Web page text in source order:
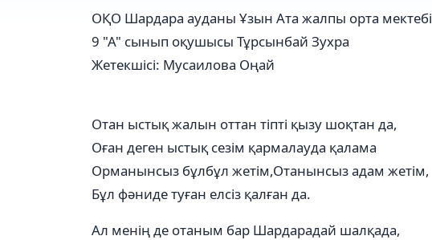
ОҚО Шардара ауданы Ұзын Ата жалпы орта мектебі
9 "А" сынып оқушысы Тұрсынбай Зухра
Жетекшісі: Мусаилова Оңай
Отан ыстық жалын оттан тіпті қызу шоқтан да,
Оған деген ыстық сезім қармалауда қалама
Орманынсыз бұлбұл жетім,Отанынсыз адам жетім,
Бұл фәниде туған елсіз қалған да.
Ал менің де отаным бар Шардарадай шалқада,